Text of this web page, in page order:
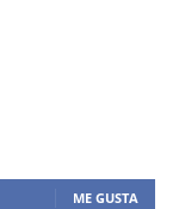
ME GUSTA